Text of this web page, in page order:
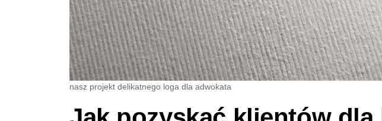
nasz projekt delikatnego loga dla adwokata